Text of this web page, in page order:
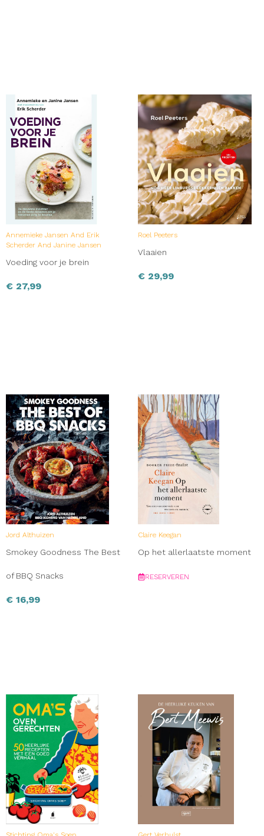
Annemieke Jansen And Erik
Scherder And Janine Jansen
Voeding voor je brein
€ 27,99
Roel Peeters
Vlaaien
€ 29,99
Jord Althuizen
Smokey Goodness The Best
of BBQ Snacks
€ 16,99
Claire Keegan
Op het allerlaatste moment
RESERVEREN